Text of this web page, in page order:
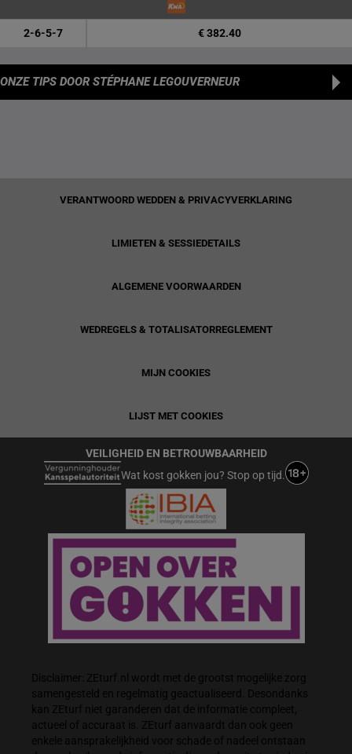
2-6-5-7 € 382.40
ONZE TIPS DOOR STÉPHANE LEGOUVERNEUR
VERANTWOORD WEDDEN & PRIVACYVERKLARING
LIMIETEN & SESSIEDETAILS
ALGEMENE VOORWAARDEN
WEDREGELS & TOTALISATORREGLEMENT
MIJN COOKIES
LIJST MET COOKIES
VEILIGHEID EN BETROUWBAARHEID
Wat kost gokken jou? Stop op tijd.
Disclaimer: ZEturf.nl wordt met de grootst mogelijke zorg
samengesteld en regelmatig geactualiseerd. Desondanks
kan ZEturf niet garanderen dat de informatie compleet,
actueel of accuraat is. ZEturf aanvaardt dan ook geen
enkele aansprakelijkheid voor schade of nadeel ontstaan